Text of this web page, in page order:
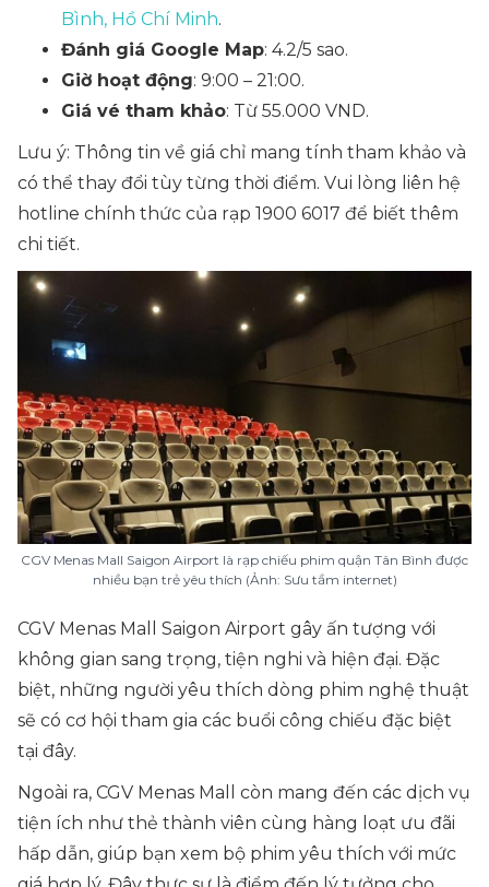
Bình, Hồ Chí Minh.
Đánh giá Google Map: 4.2/5 sao.
Giờ hoạt động: 9:00 – 21:00.
Giá vé tham khảo: Từ 55.000 VND.
Lưu ý: Thông tin về giá chỉ mang tính tham khảo và
có thể thay đổi tùy từng thời điểm. Vui lòng liên hệ
hotline chính thức của rạp 1900 6017 để biết thêm
chi tiết.
CGV Menas Mall Saigon Airport là rạp chiếu phim quận Tân Bình được
nhiều bạn trẻ yêu thích (Ảnh: Sưu tầm internet)
CGV Menas Mall Saigon Airport gây ấn tượng với
không gian sang trọng, tiện nghi và hiện đại. Đặc
biệt, những người yêu thích dòng phim nghệ thuật
sẽ có cơ hội tham gia các buổi công chiếu đặc biệt
tại đây.
Ngoài ra, CGV Menas Mall còn mang đến các dịch vụ
tiện ích như thẻ thành viên cùng hàng loạt ưu đãi
hấp dẫn, giúp bạn xem bộ phim yêu thích với mức